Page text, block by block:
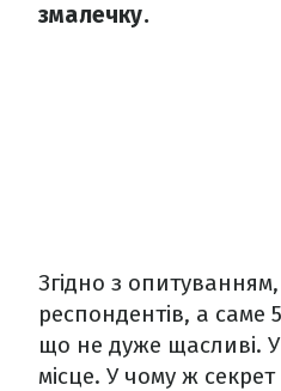
змалечку.
Згідно з
респондентів, а саме
що не дуже щасливі. У
місце. У чому ж